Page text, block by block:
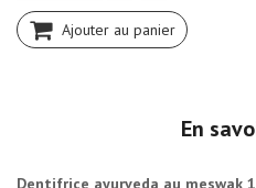
Ajouter au panier
En
Dentifrice ayurveda au meswak